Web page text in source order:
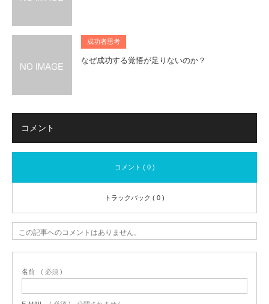
成功者思考
なぜ成功する覚悟が足りないのか？
コメント
コメント ( 0 )
トラックバック ( 0 )
この記事へのコメントはありません。
名前 ( 必須 )